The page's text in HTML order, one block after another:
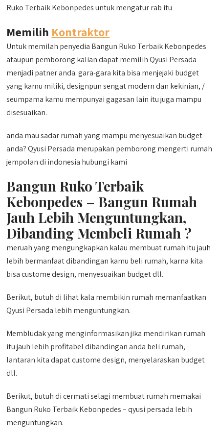
Ruko Terbaik Kebonpedes untuk mengatur rab itu
Memilih Kontraktor
Untuk memilah penyedia Bangun Ruko Terbaik Kebonpedes
ataupun pemborong kalian dapat memilih Qyusi Persada
menjadi patner anda. gara-gara kita bisa menjejaki budget
yang kamu miliki, designpun sengat modern dan kekinian, /
seumpama kamu mempunyai gagasan lain itu juga mampu
disesuaikan.
anda mau sadar rumah yang mampu menyesuaikan budget
anda? Qyusi Persada merupakan pemborong mengerti rumah
jempolan di indonesia hubungi kami
Bangun Ruko Terbaik
Kebonpedes – Bangun Rumah
Jauh Lebih Menguntungkan,
Dibanding Membeli Rumah ?
meruah yang mengungkapkan kalau membuat rumah itu jauh
lebih bermanfaat dibandingan kamu beli rumah, karna kita
bisa custome design, menyesuaikan budget dll.
Berikut, butuh di lihat kala membikin rumah memanfaatkan
Qyusi Persada lebih menguntungkan.
Membludak yang menginformasikan jika mendirikan rumah
itu jauh lebih profitabel dibandingan anda beli rumah,
lantaran kita dapat custome design, menyelaraskan budget
dll.
Berikut, butuh di cermati selagi membuat rumah memakai
Bangun Ruko Terbaik Kebonpedes – qyusi persada lebih
menguntungkan.